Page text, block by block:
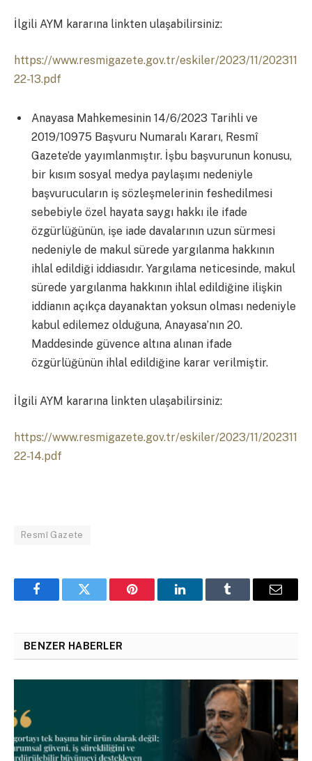
İlgili AYM kararına linkten ulaşabilirsiniz:
https://www.resmigazete.gov.tr/eskiler/2023/11/202311
22-13.pdf
Anayasa Mahkemesinin 14/6/2023 Tarihli ve
2019/10975 Başvuru Numaralı Kararı, Resmî
Gazete’de yayımlanmıştır. İşbu başvurunun konusu,
bir kısım sosyal medya paylaşımı nedeniyle
başvurucuların iş sözleşmelerinin feshedilmesi
sebebiyle özel hayata saygı hakkı ile ifade
özgürlüğünün, işe iade davalarının uzun sürmesi
nedeniyle de makul sürede yargılanma hakkının
ihlal edildiği iddiasıdır. Yargılama neticesinde, makul
sürede yargılanma hakkının ihlal edildiğine ilişkin
iddianın açıkça dayanaktan yoksun olması nedeniyle
kabul edilemez olduğuna, Anayasa’nın 20.
Maddesinde güvence altına alınan ifade
özgürlüğünün ihlal edildiğine karar verilmiştir.
İlgili AYM kararına linkten ulaşabilirsiniz:
https://www.resmigazete.gov.tr/eskiler/2023/11/202311
22-14.pdf
Resmî Gazete
FacebookTwitter Pinterest LinkedInTumblr Email
BENZER HABERLER